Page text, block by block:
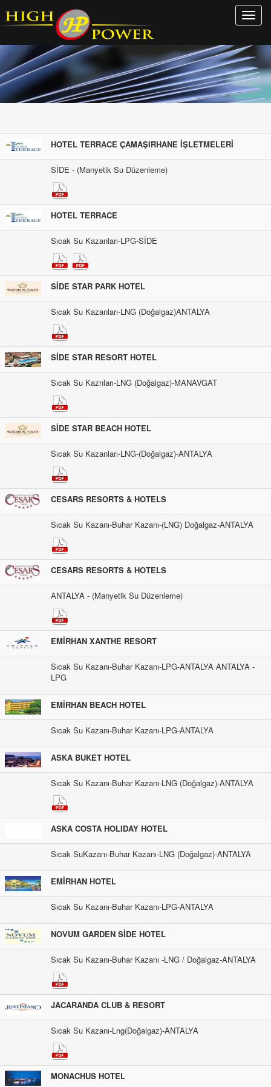
Ac
HOTEL TERRACE ÇAMAŞIRHANE İŞLETMELERİ
SİDE - (Manyetik Su Düzenleme)
HOTEL TERRACE
Sıcak Su Kazanları-LPG-SİDE
SİDE STAR PARK HOTEL
Sıcak Su Kazanları-LNG (Doğalgaz)ANTALYA
SİDE STAR RESORT HOTEL
Sıcak Su Kaznları-LNG (Doğalgaz)-MANAVGAT
SİDE STAR BEACH HOTEL
Sıcak Su Kazanları-LNG-(Doğalgaz)-ANTALYA
CESARS RESORTS & HOTELS
Sıcak Su Kazanı-Buhar Kazanı-(LNG) Doğalgaz-ANTALYA
CESARS RESORTS & HOTELS
ANTALYA - (Manyetik Su Düzenleme)
EMİRHAN XANTHE RESORT
Sıcak Su Kazanı-Buhar Kazanı-LPG-ANTALYA ANTALYA -
LPG
EMİRHAN BEACH HOTEL
Sıcak Su Kazanı-Buhar Kazanı-LPG-ANTALYA
ASKA BUKET HOTEL
Sıcak Su Kazanı-Buhar Kazanı-LNG (Doğalgaz)-ANTALYA
ASKA COSTA HOLIDAY HOTEL
Sıcak SuKazanı-Buhar Kazanı-LNG (Doğalgaz)-ANTALYA
EMİRHAN HOTEL
Sıcak Su Kazanı-Buhar Kazanı-LPG-ANTALYA
NOVUM GARDEN SİDE HOTEL
Sıcak Su Kazanı-Buhar Kazanı -LNG / Doğalgaz-ANTALYA
JACARANDA CLUB & RESORT
Sıcak Su Kazanı-Lng(Doğalgaz)-ANTALYA
MONACHUS HOTEL